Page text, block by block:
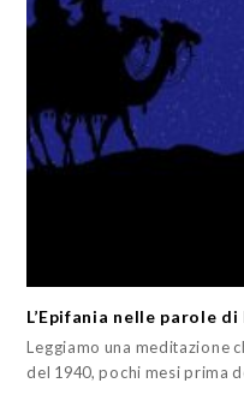
L’Epifania nelle parole
Leggiamo una meditazione
del 1940, pochi mesi prima